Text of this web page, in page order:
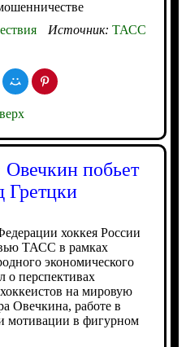
Источник: ТАСС
Овечкин побьет
Гретцки
хоккея России
ТАСС в рамках
экономического
перспективах
на мировую
Овечкина, работе в
мотивации в фигурном